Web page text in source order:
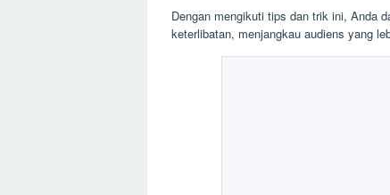
Dengan mengikuti tips dan trik ini, Anda
keterlibatan, menjangkau audiens yang